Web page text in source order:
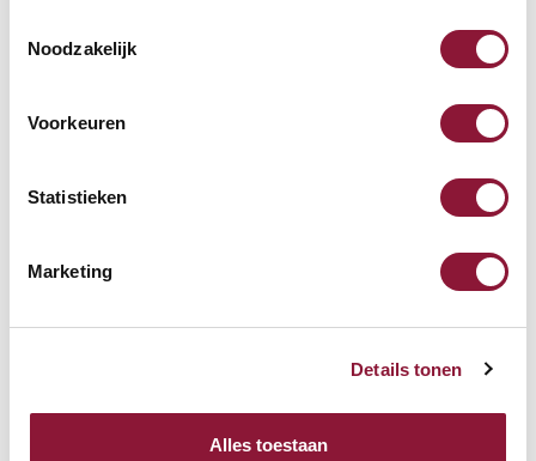
Noodzakelijk
Voorkeuren
Statistieken
Marketing
Details tonen
Alles toestaan
Verfügbar
Auf der Suche nach Stückzahlen? Machen Sie Ihren Arbeitsplatz